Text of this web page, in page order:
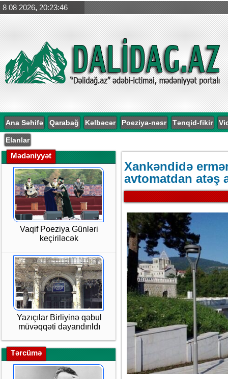
8 08 2026, 20:23:46
Ana Səhifə Qarabağ Kəlbəcər Poeziya-nəsr Tənqid-fikir
Elanlar
Mədəniyyət
Vaqif Poeziya Günləri
keçiriləcək
Yazıçılar Birliyinə qəbul
müvəqqəti dayandırıldı
Tərcümə
Xankəndidə
avtomatdan atəş